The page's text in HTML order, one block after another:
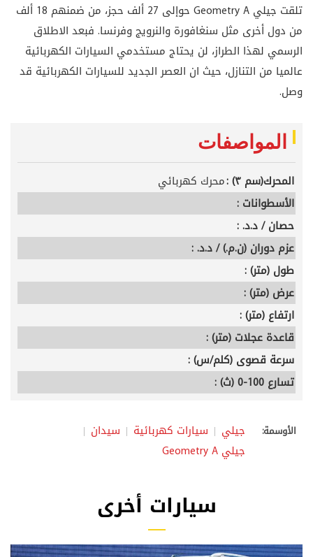
تلقت جيلي Geometry A حوإلى 27 ألف حجز، من ضمنهم 18 ألف
من دول أخرى مثل سنغافورة والنرويج وفرنسا. فبعد الاطلاق
الرسمي لهذا الطراز، لن يحتاج مستخدمي السيارات الكهربائية
عالميا من التنازل، حيث ان العصر الجديد للسيارات الكهربائية قد
وصل.
المواصفات
المحرك(سم ٣) :
محرك كهربائي
الأسطوانات :
حصان / د.د. :
عزم دوران (ن.م.) / د.د. :
طول (متر) :
عرض (متر) :
ارتفاع (متر) :
قاعدة عجلات (متر) :
سرعة قصوى (كلم/س) :
تسارع 100-0 (ث) :
الأوسمة: جيلي سيارات كهربائية
سيدان
جيلي Geometry A
سيارات أخرى